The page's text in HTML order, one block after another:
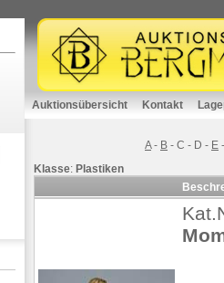
Auktionsübersicht Kontakt
A- B - C - D - E
Klasse: Plastiken